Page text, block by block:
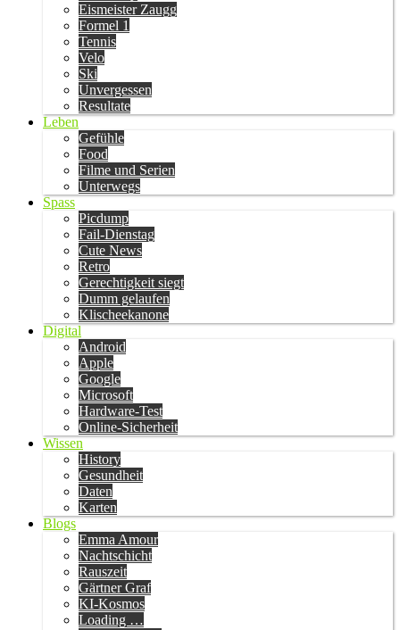
Eismeister Zaugg
Formel 1
Tennis
Velo
Ski
Unvergessen
Resultate
Leben
Gefühle
Food
Filme und Serien
Unterwegs
Spass
Picdump
Fail-Dienstag
Cute News
Retro
Gerechtigkeit siegt
Dumm gelaufen
Klischeekanone
Digital
Android
Apple
Google
Microsoft
Hardware-Test
Online-Sicherheit
Wissen
History
Gesundheit
Daten
Karten
Blogs
Emma Amour
Nachtschicht
Rauszeit
Gärtner Graf
KI-Kosmos
Loading …